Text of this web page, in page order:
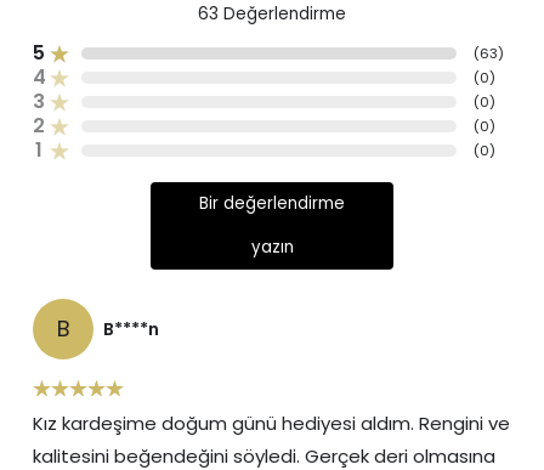
63 Değerlendirme
5 (63)
4 (0)
3 (0)
2 (0)
1 (0)
Bir değerlendirme
yazın
B B****n
Kız kardeşime doğum günü hediyesi aldım. Rengini ve
kalitesini beğendeğini söyledi. Gerçek deri olmasına